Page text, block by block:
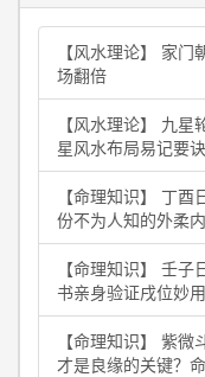
【风水理论】 家
场翻倍
【风水理论】 九
星风水布局易记要诀
【命理知识】 丁
份不为人知的外柔
【命理知识】 壬
书亲身验证戌位妙用
【命理知识】 紫
才是良缘的关键？